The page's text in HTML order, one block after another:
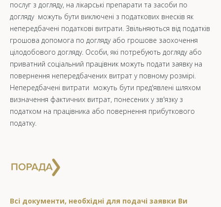
послуг з догляду, на лікарські препарати та засоби по
догляду можуть бути виключені з податкових внесків як
непередбачені податкові витрати. Звільняються від податків
грошова допомога по догляду або грошове заохочення
цілодобового догляду. Особи, які потребують догляду або
приватний соціальний працівник можуть подати заявку на
повернення непередбачених витрат у повному розмірі.
Непередбачені витрати можуть бути пред'явлені шляхом
визначення фактичних витрат, понесених у зв'язку з
податком на працівника або повернення прибуткового
податку.
Всі документи, необхідні для подачі заявки Ви